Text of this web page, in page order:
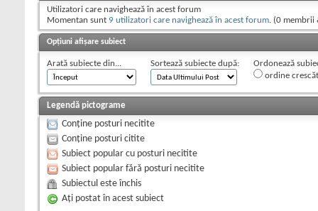
Utilizatori care navighează în acest forum
Momentan sunt 9 utilizatori care navighează în acest forum. (0 membrii
Opțiuni afișare subiect
Arată subiecte din... Sortează subiecte după:
Ordonează
ordine
Legendă pictograme
Conține posturi necitite
Conține posturi citite
Subiect popular cu posturi necitite
Subiect popular fără posturi necitite
Subiectul este închis
Aţi postat în acest subiect